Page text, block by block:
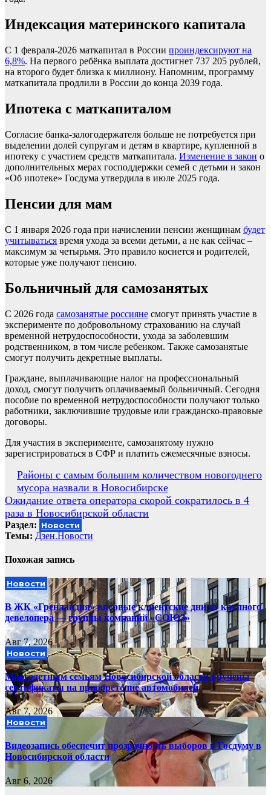
Индексация материнского капитала
С 1 февраля-2026 маткапитал в России проиндексируют на
6,8%. На первого ребёнка выплата достигнет 737 205 рублей,
на второго будет близка к миллиону. Напомним, программу
маткапитала продлили в России до конца 2039 года.
Ипотека с маткапиталом
Согласие банка-залогодержателя больше не потребуется при
выделении долей супругам и детям в квартире, купленной в
ипотеку с участием средств маткапитала. Изменение в закон о
дополнительных мерах господдержки семей с детьми и закон
«Об ипотеке» Госдума утвердила в июле 2025 года.
Пенсии для мам
С 1 января 2026 года при начислении пенсии женщинам будет
учитываться время ухода за всеми детьми, а не как сейчас –
максимум за четырьмя. Это правило коснется и родителей,
которые уже получают пенсию.
Больничный для самозанятых
С 2026 года самозанятые россияне смогут принять участие в
эксперименте по добровольному страхованию на случай
временной нетрудоспособности, ухода за заболевшим
родственником, в том числе ребенком. Также самозанятые
смогут получить декретные выплаты.
Граждане, выплачивающие налог на профессиональный
доход, смогут получить оплачиваемый больничный. Сегодня
пособие по временной нетрудоспособности получают только
работники, заключившие трудовые или гражданско-правовые
договоры.
Для участия в эксперименте, самозанятому нужно
зарегистрироваться в СФР и платить ежемесячные взносы.
Навигация
по
записям
Районы с самым большим количеством новогоднего
мусора назвали в Новосибирске
Ожидание ответа оператора скорой сократилось в 4
раза в Новосибирской области
Раздел: Новости
Темы: Дзен.Новости
Похожая запись
Новости
В ЖК «Гренландия» впервые клиентские дни от крупного
девелопера — группы компаний «СОЮЗ»
Авг 7, 2026
Новости
Многодетным семьям Новосибирской области вручены
сертификаты на приобретение автомобилей
Авг 7, 2026
Новости
Видеозапись обеспечит прозрачность выборов в Госдуму в
Новосибирской области
Авг 6, 2026